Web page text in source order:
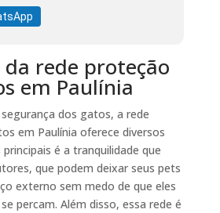
da rede proteção
em Paulínia
dos gatos, a rede
em Paulínia oferece diversos
é a tranquilidade que
que podem deixar seus pets
externo sem medo de que eles
percam. Além disso, essa rede é